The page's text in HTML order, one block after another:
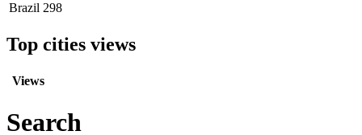
Brazil 298
Top cities views
Views
Search